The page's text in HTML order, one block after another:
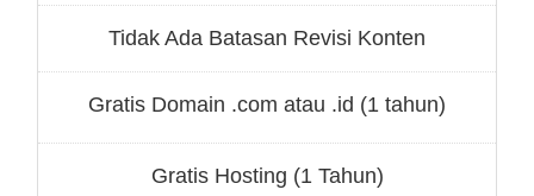
Tidak Ada Batasan Revisi Konten
Gratis Domain .com atau .id (1 tahun)
Gratis Hosting (1 Tahun)